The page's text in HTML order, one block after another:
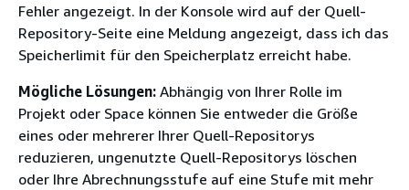
Fehler angezeigt. In der Konsole wird auf der Quell-
Repository-Seite eine Meldung angezeigt, dass ich das
Speicherlimit für den Speicherplatz erreicht habe.
Mögliche Lösungen: Abhängig von Ihrer Rolle im
Projekt oder Space können Sie entweder die Größe
eines oder mehrerer Ihrer Quell-Repositorys
reduzieren, ungenutzte Quell-Repositorys löschen
oder Ihre Abrechnungsstufe auf eine Stufe mit mehr